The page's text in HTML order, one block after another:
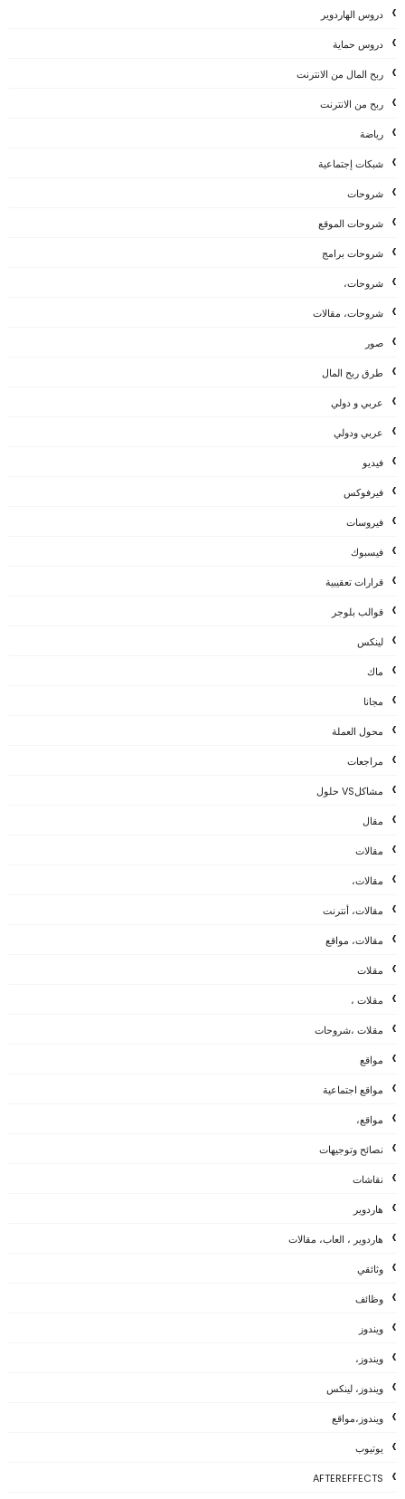
دروس الهاردوير
دروس حماية
ربح المال من الانترنت
ربح من الانترنت
رياضة
شبكات إجتماعية
شروحات
شروحات الموقع
شروحات برامج
شروحات،
شروحات، مقالات
صور
طرق ربح المال
عربي و دولي
عربي ودولي
فيديو
فيرفوكس
فيروسات
فيسبوك
قرارات تعقيبية
قوالب بلوجر
لينكس
ماك
مجانا
محول العملة
مراجعات
مشاكلVS حلول
مقال
مقالات
مقالات،
مقالات، أنترنت
مقالات، مواقع
مقلات
مقلات ،
مقلات ،شروحات
مواقع
مواقع اجتماعية
مواقع،
نصائح وتوجيهات
نقاشات
هاردوير
هاردوير ، العاب، مقالات
وثائقي
وظائف
ويندوز
ويندوز،
ويندوز، لينكس
ويندوز،مواقع
يوتيوب
AFTEREFFECTS